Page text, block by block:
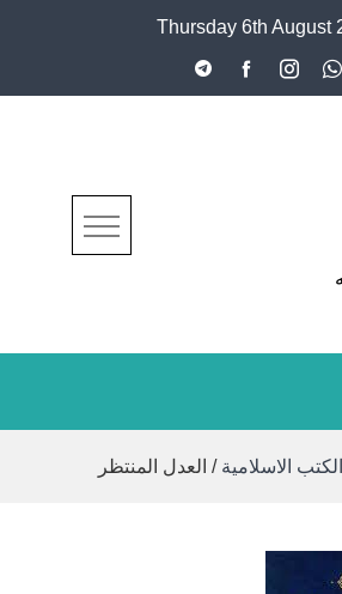
Thursday 6th August
الكتب الاسلامية / العدل المنتظر